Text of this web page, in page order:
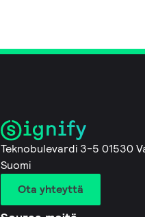
Teknobulevardi 3-5 01530
Suomi
Ota yhteyttä